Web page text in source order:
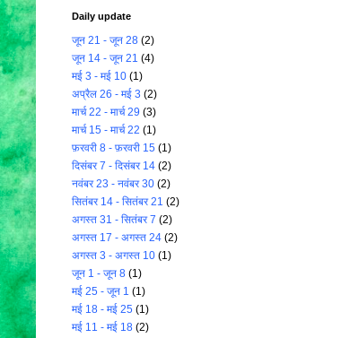
Daily update
जून 21 - जून 28 (2)
जून 14 - जून 21 (4)
मई 3 - मई 10 (1)
अप्रैल 26 - मई 3 (2)
मार्च 22 - मार्च 29 (3)
मार्च 15 - मार्च 22 (1)
फ़रवरी 8 - फ़रवरी 15 (1)
दिसंबर 7 - दिसंबर 14 (2)
नवंबर 23 - नवंबर 30 (2)
सितंबर 14 - सितंबर 21 (2)
अगस्त 31 - सितंबर 7 (2)
अगस्त 17 - अगस्त 24 (2)
अगस्त 3 - अगस्त 10 (1)
जून 1 - जून 8 (1)
मई 25 - जून 1 (1)
मई 18 - मई 25 (1)
मई 11 - मई 18 (2)